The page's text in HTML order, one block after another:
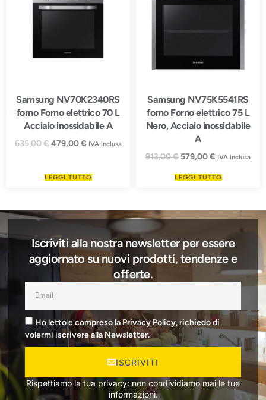
Samsung NV70K2340RS
forno Forno elettrico 70 L
Acciaio inossidabile A
635,00€ 479,00€ IVA inclusa
LEGGI TUTTO
Samsung NV75K5541RS
forno Forno elettrico 75 L
Nero, Acciaio inossidabile
A
913,00€ 579,00€ IVA inclusa
LEGGI TUTTO
Iscriviti alla nostra newsletter per essere
aggiornato su nuovi prodotti, tendenze e
offerte.
Ho letto e compreso la Privacy Policy, richiedo di
volermi iscrivere alla Newsletter.
ISCRIVITI
Rispettiamo la tua privacy: non condividiamo mai le tue
informazioni.